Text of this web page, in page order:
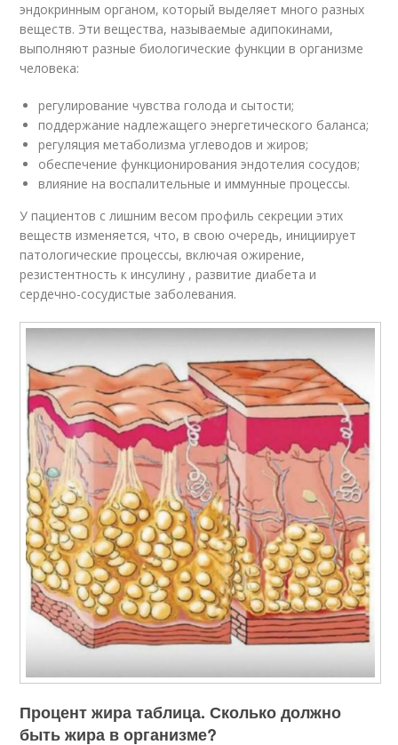
эндокринным органом, который выделяет много разных
веществ. Эти вещества, называемые адипокинами,
выполняют разные биологические функции в организме
человека:
регулирование чувства голода и сытости;
поддержание надлежащего энергетического баланса;
регуляция метаболизма углеводов и жиров;
обеспечение функционирования эндотелия сосудов;
влияние на воспалительные и иммунные процессы.
У пациентов с лишним весом профиль секреции этих
веществ изменяется, что, в свою очередь, инициирует
патологические процессы, включая ожирение,
резистентность к инсулину , развитие диабета и
сердечно-сосудистые заболевания.
Процент жира таблица. Сколько должно
быть жира в организме?